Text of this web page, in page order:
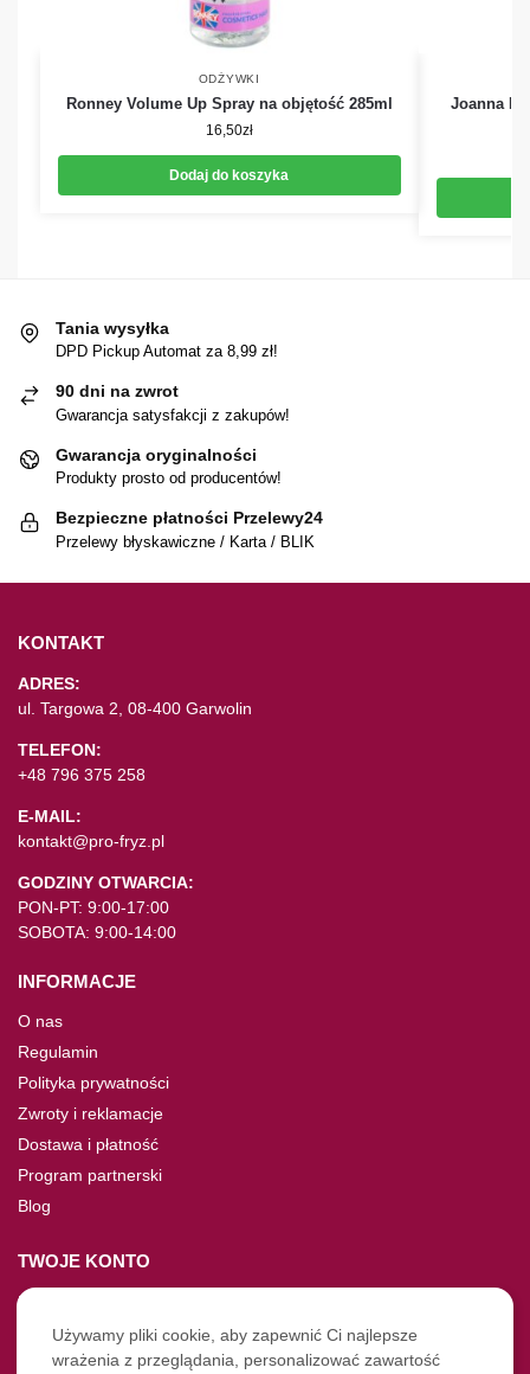
ODŻYWKI
Ronney Volume Up Spray na objętość 285ml
16,50zł
Dodaj do koszyka
Joanna
Tania wysyłka
DPD Pickup Automat za 8,99 zł!
90 dni na zwrot
Gwarancja satysfakcji z zakupów!
Gwarancja oryginalności
Produkty prosto od producentów!
Bezpieczne płatności Przelewy24
Przelewy błyskawiczne / Karta / BLIK
KONTAKT
ADRES:
ul. Targowa 2, 08-400 Garwolin
TELEFON:
+48 796 375 258
E-MAIL:
kontakt@pro-fryz.pl
GODZINY OTWARCIA:
PON-PT: 9:00-17:00
SOBOTA: 9:00-14:00
INFORMACJE
O nas
Regulamin
Polityka prywatności
Zwroty i reklamacje
Dostawa i płatność
Program partnerski
Blog
TWOJE KONTO
Moje konto
Nie pamiętasz hasła?
Twoje zamówienia
Używamy pliki cookie, aby zapewnić Ci najlepsze
wrażenia z przeglądania, personalizować zawartość